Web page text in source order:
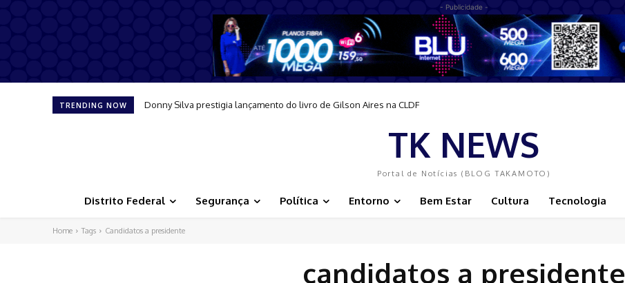
- Publicidade -
TRENDING NOW Donny Silva prestigia lançamento do livro de Gilson Aires na CLDF
Festa junina da Psiquiatria do Base promove acolhimento, integração e ajuda a reduzir estigmas
TK NEWS
Portal de Notícias (BLOG TAKAMOTO)
Distrito Federal Segurança Política Entorno Bem Estar Cultura Tecnologia
Home Tags Candidatos a presidente
candidatos a presidente